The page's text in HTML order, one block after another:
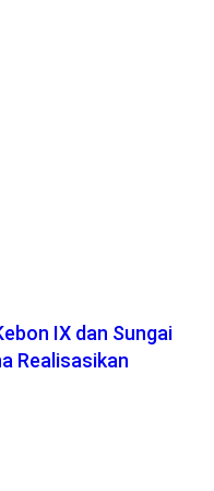
IX dan Sungai
Realisasikan